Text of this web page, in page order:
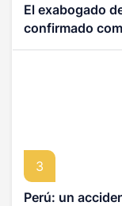
El exabogado
confirmado
3
Perú: un